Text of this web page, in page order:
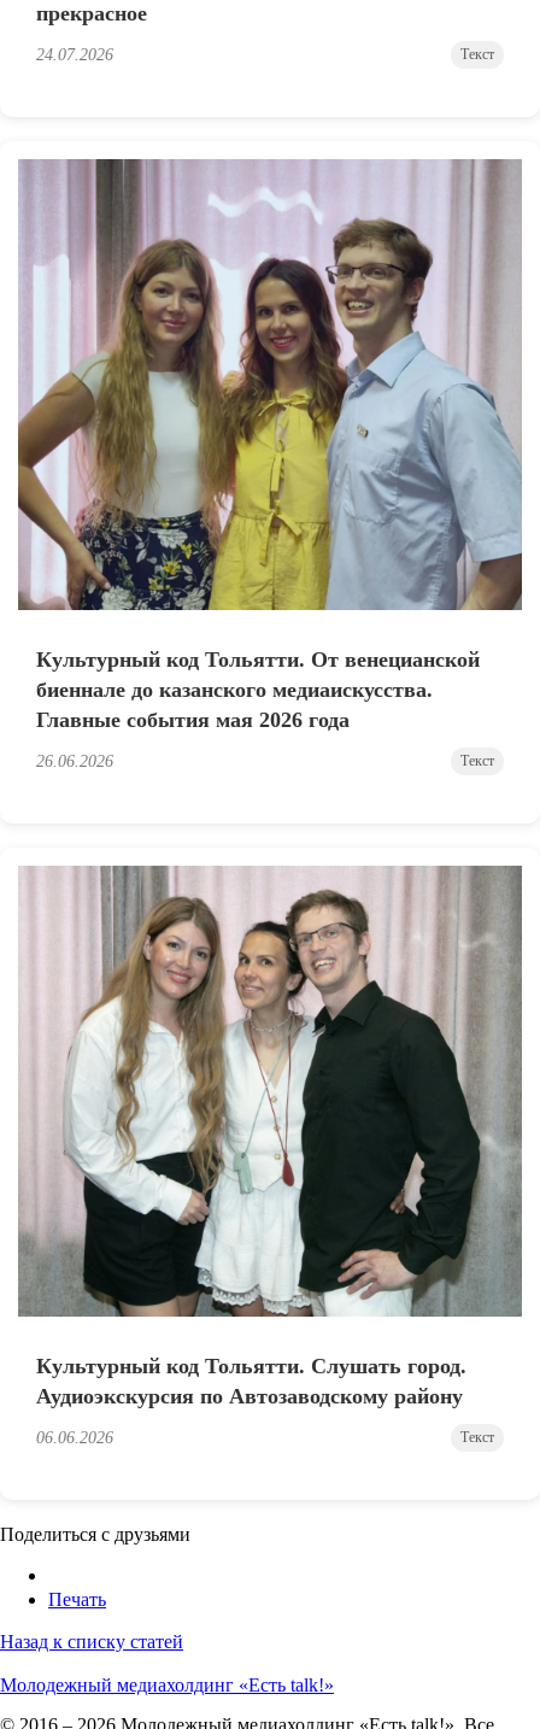
прекрасное
24.07.2026 Текст
Культурный код Тольятти. От венецианской
биеннале до казанского медиаискусства.
Главные события мая 2026 года
26.06.2026 Текст
Культурный код Тольятти. Слушать город.
Аудиоэкскурсия по Автозаводскому району
06.06.2026 Текст
Поделиться с друзьями
Печать
Назад к списку статей
Молодежный медиахолдинг «Есть talk!»
© 2016 – 2026 Молодежный медиахолдинг «Есть talk!». Все